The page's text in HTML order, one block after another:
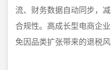
流、财务数据自动同步，
合规性。高成长型电商企
免因品类扩张带来的退税风